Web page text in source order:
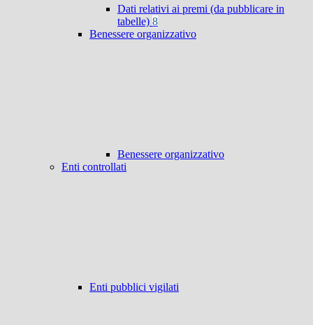
Dati relativi ai premi (da pubblicare in
tabelle) 8
Benessere organizzativo
Benessere organizzativo
Enti controllati
Enti pubblici vigilati